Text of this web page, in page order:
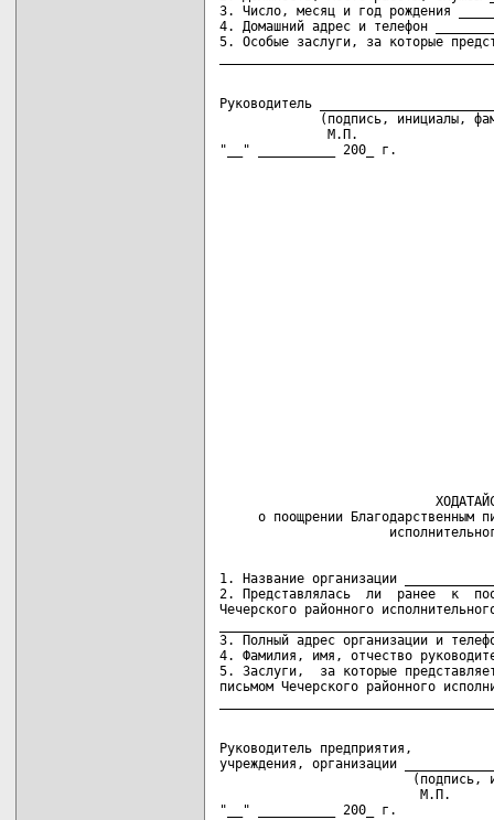
3. Число, месяц и год рождения
4. Домашний адрес и телефон
5. Особые заслуги, за которые
Руководитель
(подпись, инициалы,
              М.П.
"__" __________ 200_ г.
о поощрении Благодарственным
1. Название организации
2. Представлялась  ли  ранее  к
Чечерского районного
3. Полный адрес организации и
4. Фамилия, имя, отчество
5. Заслуги,  за которые
письмом Чечерского районного
Руководитель предприятия,
учреждения, организации
(подпись,
                          М.П.
"__" __________ 200_ г.